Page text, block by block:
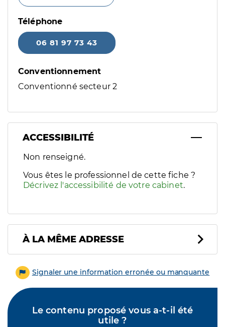
Téléphone
06 81 97 73 43
Conventionnement
Conventionné secteur 2
ACCESSIBILITÉ
Filtres
Sélectionnez un ou plusieurs handicaps/besoins
Non renseigné.
Vous êtes le professionnel de cette fiche ?
Décrivez l'accessibilité de votre cabinet.
À LA MÊME ADRESSE
Signaler une information erronée ou manquante
Le contenu proposé vous a-t-il été
utile ?